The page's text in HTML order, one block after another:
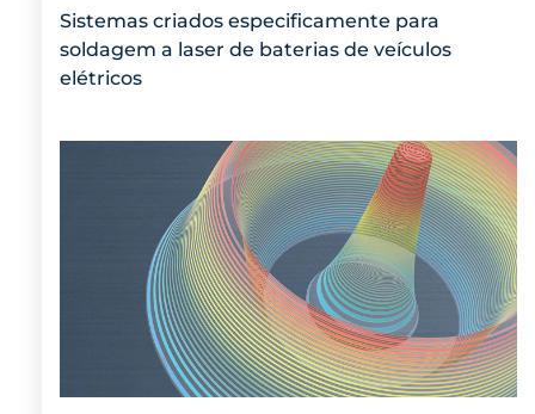
Sistemas criados especificamente para
soldagem a laser de baterias de veículos
elétricos